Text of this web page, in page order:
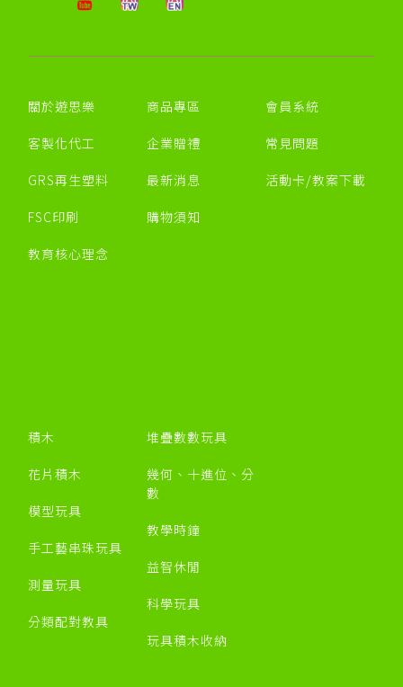
關於遊思樂
客製化代工
GRS再生塑料
FSC印刷
教育核心理念
商品專區
企業贈禮
最新消息
購物須知
會員系統
常見問題
活動卡/教案下載
積木
花片積木
模型玩具
手工藝串珠玩具
測量玩具
分類配對教具
堆疊數數玩具
幾何、十進位、分
數
教學時鐘
益智休閒
科學玩具
玩具積木收納